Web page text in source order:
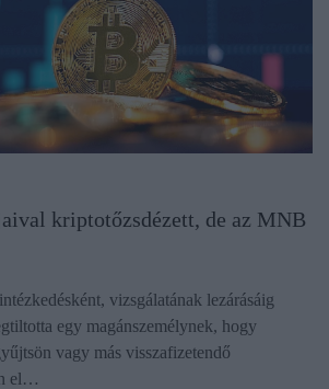
kriptotőzsdézett, de az MNB
vizsgálatának lezárásáig
egy magánszemélynek, hogy
vagy más visszafizetendő
el…